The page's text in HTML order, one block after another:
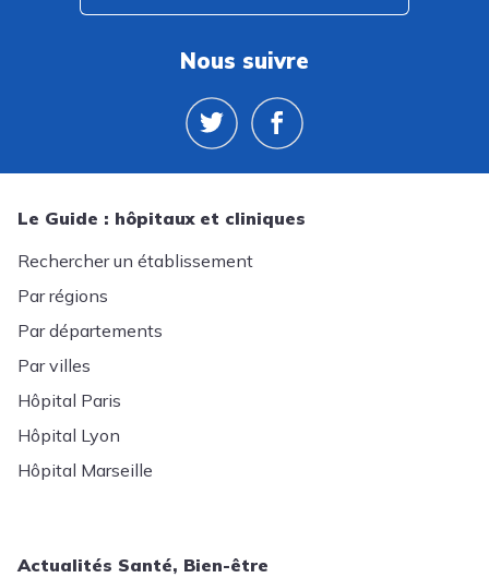
Nous suivre
Le Guide : hôpitaux et cliniques
Rechercher un établissement
Par régions
Par départements
Par villes
Hôpital Paris
Hôpital Lyon
Hôpital Marseille
Actualités Santé, Bien-être